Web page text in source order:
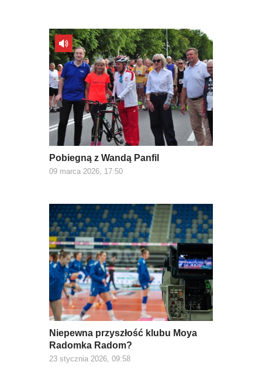
Pobiegną z Wandą Panfil
09 marca 2026, 17:50
Niepewna przyszłość klubu Moya
Radomka Radom?
23 stycznia 2026, 09:58